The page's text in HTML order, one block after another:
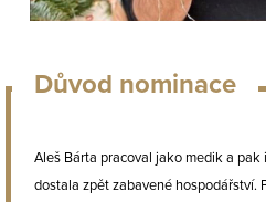
Důvod nominace
Aleš Bárta pracoval jako medik a
dostala zpět zabavené hospodářství.